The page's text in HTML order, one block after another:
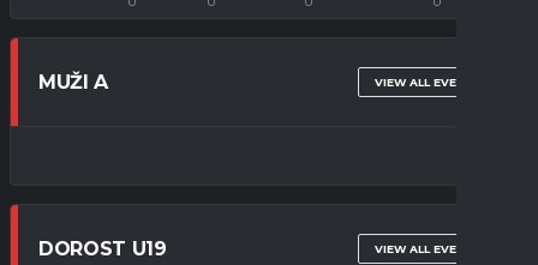
MUŽI A VIEW ALL EVENTS
DOROST U19 VIEW ALL EVENTS